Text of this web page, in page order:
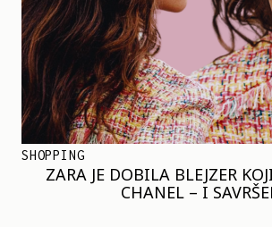
SHOPPING
ZARA JE DOBILA BLEJZER
CHANEL – I